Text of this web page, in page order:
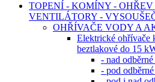
TOPENÍ - KOMÍNY -
VENTILÁTORY -
OHŘÍVAČE VODY A
Elektrické ohřívače
beztlakové do 15
- nad
- pod